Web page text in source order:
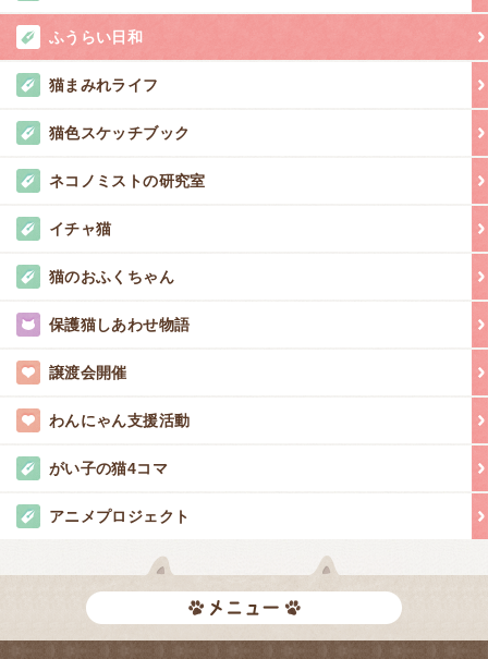
ふうらい日和
猫まみれライフ
猫色スケッチブック
ネコノミストの研究室
イチャ猫
猫のおふくちゃん
保護猫しあわせ物語
譲渡会開催
わんにゃん支援活動
がい子の猫4コマ
アニメプロジェクト